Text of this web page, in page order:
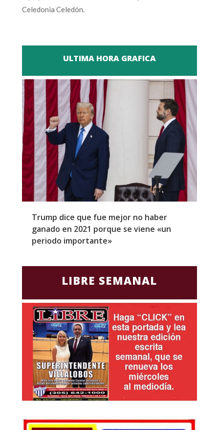
Celedonia Celedón.
ULTIMA HORA GRAFICA
Trump dice que fue mejor no haber
ganado en 2021 porque se viene «un
periodo importante»
LIBRE SEMANAL